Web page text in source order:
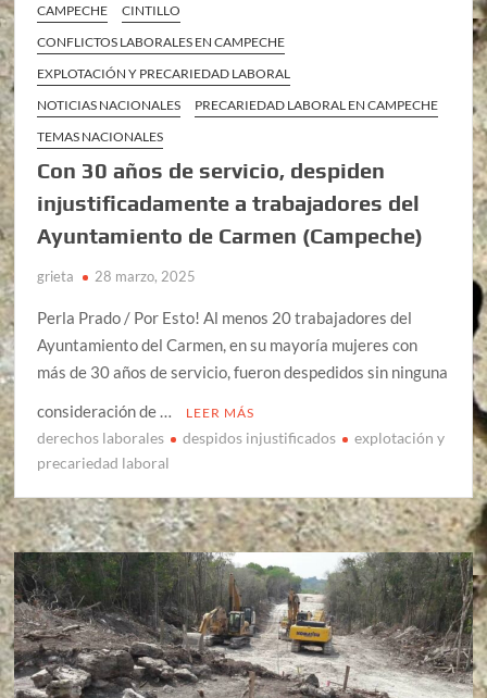
CAMPECHE
CINTILLO
CONFLICTOS LABORALES EN CAMPECHE
EXPLOTACIÓN Y PRECARIEDAD LABORAL
NOTICIAS NACIONALES
PRECARIEDAD LABORAL EN CAMPECHE
TEMAS NACIONALES
Con 30 años de servicio, despiden
injustificadamente a trabajadores del
Ayuntamiento de Carmen (Campeche)
grieta 28 marzo, 2025
Perla Prado / Por Esto! Al menos 20 trabajadores del
Ayuntamiento del Carmen, en su mayoría mujeres con
más de 30 años de servicio, fueron despedidos sin ninguna
consideración de …
LEER MÁS
derechos laborales despidos injustificados
explotación y
precariedad laboral